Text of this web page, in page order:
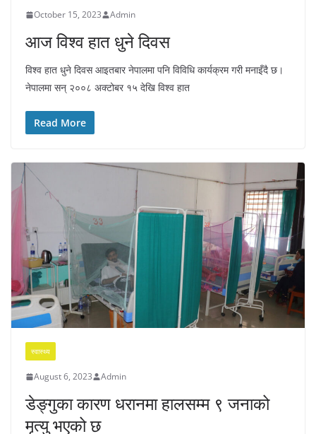
October 15, 2023 Admin
आज विश्व हात धुने दिवस
विश्व हात धुने दिवस आइतबार नेपालमा पनि विविधि कार्यक्रम गरी मनाइँदै छ।
नेपालमा सन् २००८ अक्टोबर १५ देखि विश्व हात
Read More
स्वास्थ्य
August 6, 2023 Admin
डेङ्गुका कारण धरानमा हालसम्म ९ जनाको
मृत्यु भएको छ